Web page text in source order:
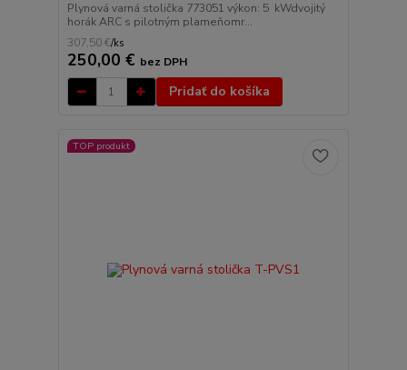
Plynová varná stolička 773051 výkon: 5 kWdvojitý
horák ARC s pilotným plameňomr...
307,50 €/ks
250,00 € bez DPH
Pridať do košíka
TOP produkt